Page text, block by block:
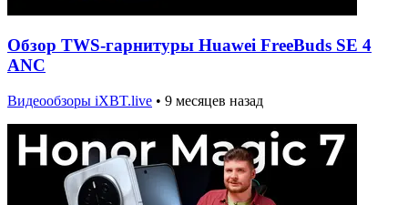
Обзор TWS-гарнитуры Huawei FreeBuds SE 4
ANC
Видеообзоры iXBT.live • 9 месяцев назад